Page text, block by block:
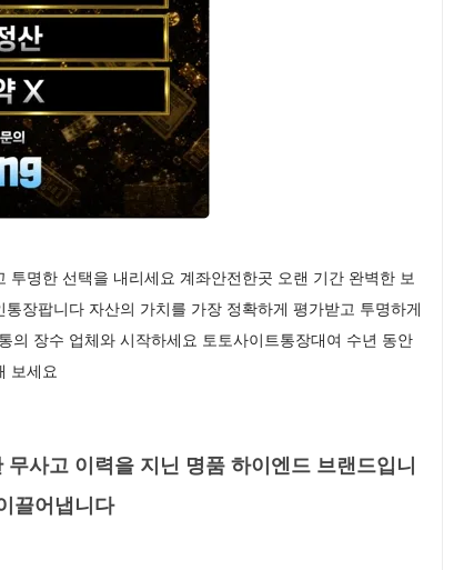
명한 선택을 내리세요 계좌안전한곳 오랜 기간 완벽한 보
장팝니다 자산의 가치를 가장 정확하게 평가받고 투명하게
장수 업체와 시작하세요 토토사이트통장대여 수년 동안
보세요
사고 이력을 지닌 명품 하이엔드 브랜드입니
끌어냅니다